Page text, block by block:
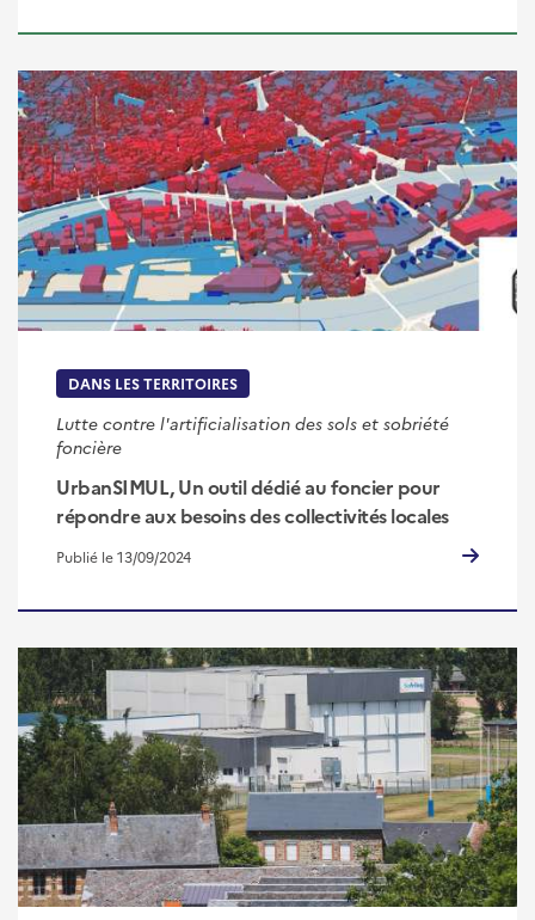
DANS LES TERRITOIRES
Lutte contre l'artificialisation des sols et sobriété
foncière
UrbanSIMUL, Un outil dédié au foncier pour
répondre aux besoins des collectivités locales
Publié le 13/09/2024